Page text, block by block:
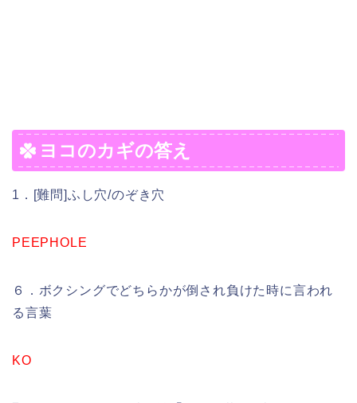
ヨコのカギの答え
1．[難問]ふし穴/のぞき穴
PEEPHOLE
６．ボクシングでどちらかが倒され負けた時に言われ
る言葉
KO